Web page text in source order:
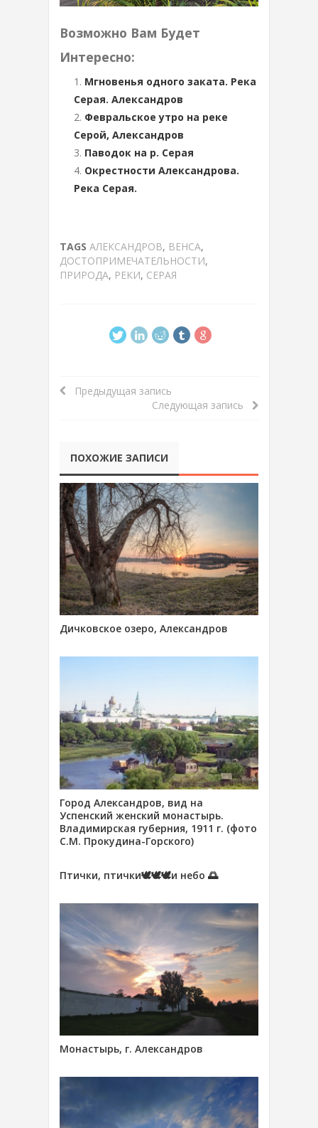
Возможно Вам Будет
Интересно:
Мгновенья одного заката. Река
Серая. Александров
Февральское утро на реке
Серой, Александров
Паводок на р. Серая
Окрестности Александрова.
Река Серая.
TAGS АЛЕКСАНДРОВ, ВЕНСА,
ДОСТОПРИМЕЧАТЕЛЬНОСТИ,
ПРИРОДА, РЕКИ, СЕРАЯ
Предыдущая запись
Следующая запись
ПОХОЖИЕ ЗАПИСИ
Дичковское озеро, Александров
Город Александров, вид на
Успенский женский монастырь.
Владимирская губерния, 1911 г. (фото
С.М. Прокудина-Горского)
Птички, птички🕊🕊🕊и небо 🌅
Монастырь, г. Александров